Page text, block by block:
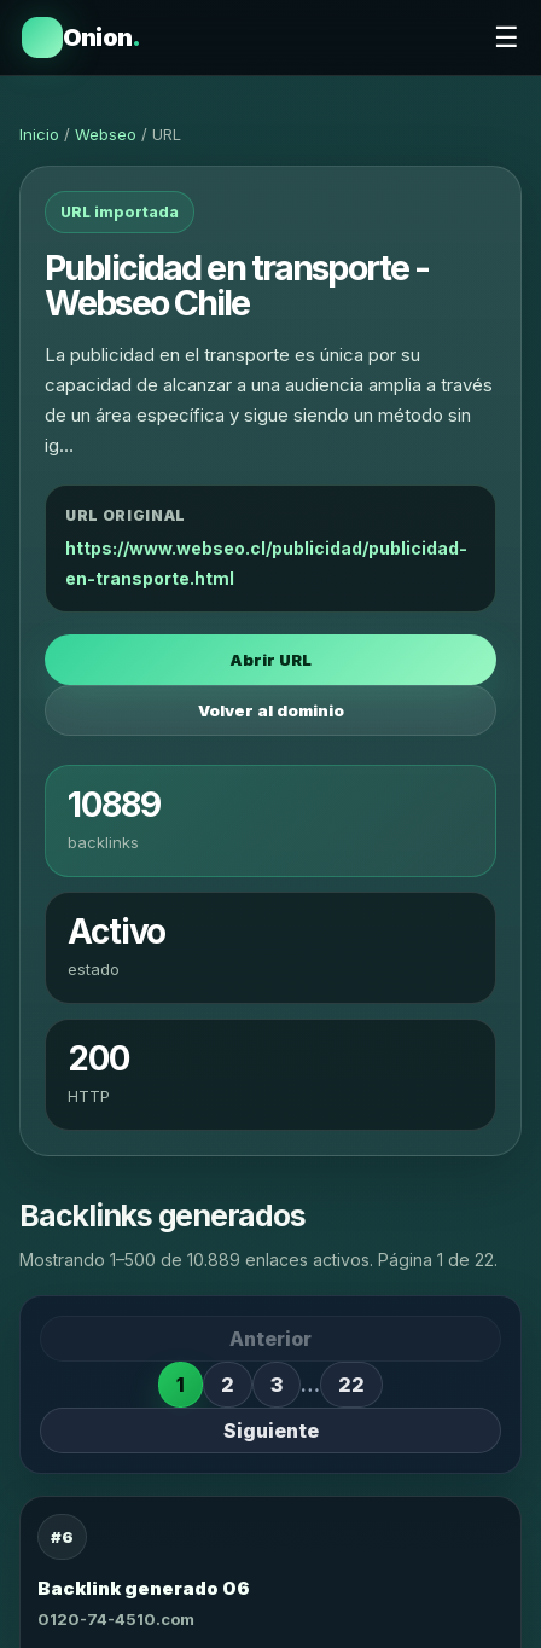
Onion. ☰
Inicio / Webseo / URL
URL importada
Publicidad en transporte -
Webseo Chile
La publicidad en el transporte es única por su
capacidad de alcanzar a una audiencia amplia a través
de un área específica y sigue siendo un método sin
ig…
URL ORIGINAL
https://www.webseo.cl/publicidad/publicidad-
en-transporte.html
Abrir URL
Volver al dominio
10889
backlinks
Activo
estado
200
HTTP
Backlinks generados
Mostrando 1–500 de 10.889 enlaces activos. Página 1 de 22.
Anterior
1
2 3 …
22
Siguiente
#6
Backlink generado 06
0120-74-4510.com